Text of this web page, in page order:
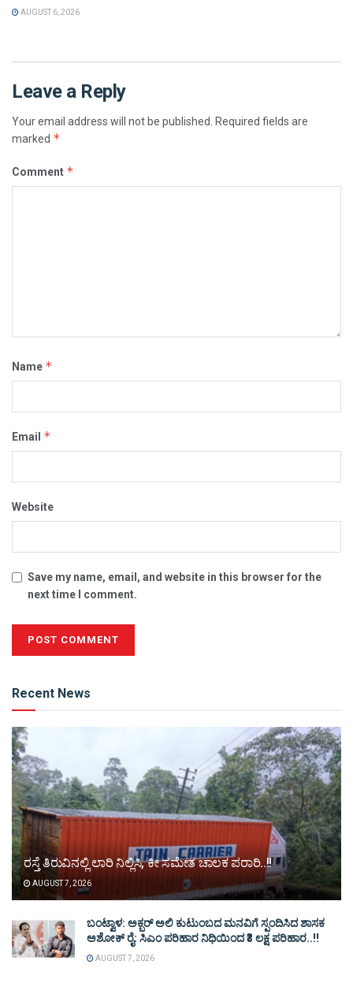
AUGUST 6, 2026
Leave a Reply
Your email address will not be published. Required fields are
marked *
Comment *
Name *
Email *
Website
Save my name, email, and website in this browser for the
next time I comment.
Recent News
ರಸ್ತೆ ತಿರುವಿನಲ್ಲಿ ಲಾರಿ ನಿಲ್ಲಿಸಿ, ಕೀ ಸಮೇತ ಚಾಲಕ ಪರಾರಿ..!!
AUGUST 7, 2026
ಬಂಟ್ವಾಳ: ಅಕ್ಬರ್ ಅಲಿ ಕುಟುಂಬದ ಮನವಿಗೆ ಸ್ಪಂದಿಸಿದ ಶಾಸಕ
ಅಶೋಕ್ ರೈ: ಸಿಎಂ ಪರಿಹಾರ ನಿಧಿಯಿಂದ ₹3 ಲಕ್ಷ ಪರಿಹಾರ..!!
AUGUST 7, 2026